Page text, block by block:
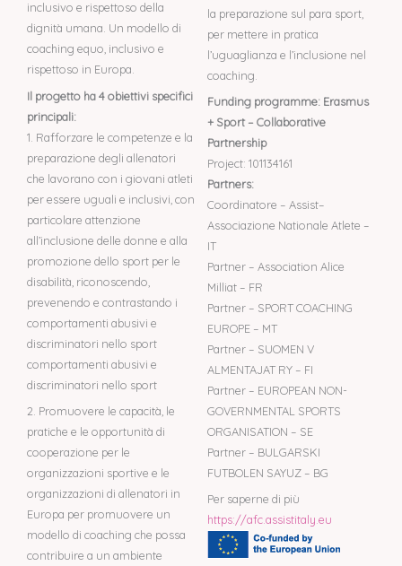
inclusivo e rispettoso della
dignità umana. Un modello di
coaching equo, inclusivo e
rispettoso in Europa.
Il progetto ha 4 obiettivi specifici
principali:
1. Rafforzare le competenze e la
preparazione degli allenatori
che lavorano con i giovani atleti
per essere uguali e inclusivi, con
particolare attenzione
all’inclusione delle donne e alla
promozione dello sport per le
disabilità, riconoscendo,
prevenendo e contrastando i
comportamenti abusivi e
discriminatori nello sport
comportamenti abusivi e
discriminatori nello sport
2. Promuovere le capacità, le
pratiche e le opportunità di
cooperazione per le
organizzazioni sportive e le
organizzazioni di allenatori in
Europa per promuovere un
modello di coaching che possa
contribuire a un ambiente
la preparazione sul para sport,
per mettere in pratica
l’uguaglianza e l’inclusione nel
coaching.
Funding programme: Erasmus
+ Sport – Collaborative
Partnership
Project: 101134161
Partners:
Coordinatore – Assist–
Associazione Nationale Atlete –
IT
Partner – Association Alice
Milliat – FR
Partner – SPORT COACHING
EUROPE – MT
Partner – SUOMEN V
ALMENTAJAT RY – FI
Partner – EUROPEAN NON-
GOVERNMENTAL SPORTS
ORGANISATION – SE
Partner – BULGARSKI
FUTBOLEN SAYUZ – BG
Per saperne di più
https://afc.assistitaly.eu